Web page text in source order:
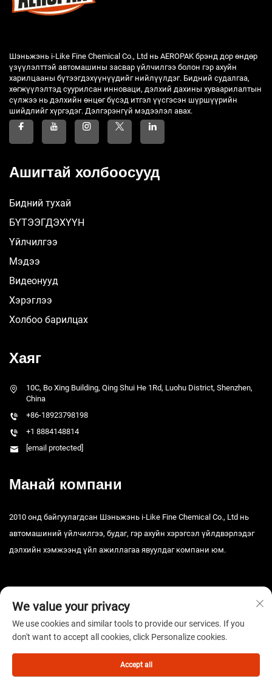
Шэньжэнь i-Like Fine Chemical Co., Ltd нь AEROPAK брэнд дор өндөр
үзүүлэлттэй автомашины засвар үйлчилгээ болон гэр ахуйн
харилцааны бүтээгдэхүүнүүдийг нийлүүлдэг. Бидний судалгаа,
хөгжүүлэлтэд суурилсан инноваци, дэлхий дахины хуваарилалтын
сүлжээ нь дэлхийн өнцөг бүсэд итгэл үүсгэсэн шүршүүрийн
шийдлийг хүргэдэг. Дэлгэрэнгүй мэдээлэл авах.
Ашигтай холбоосууд
Бидний тухай
БҮТЭЭГДЭХҮҮН
Үйлчилгээ
Мэдээ
Видеонууд
Хэрэглээ
Холбоо барилцах
Хаяг
10C, Bo Xing Building, Qing Shui He 1Rd, Luohu District, Shenzhen,
China
+86-18923798198
+1 8884148814
[email protected]
Манай компани
2010 онд байгуулагдсан Шэньжэнь i-Like Fine Chemical Co., Ltd нь
автомашиний үйлчилгээ, будаг, гэр ахуйн хэрэгсэл үйлдвэрлэдэг
дэлхийн хэмжээнд үйл ажиллагаа явуулдаг компани юм.
Зохиогчийн эрх © 2025 Шэньжэнь i-Like Fine Chemical Co., Ltd. Бүх
We value your privacy
We use cookies and similar tools to provide our services. If you
don't want to accept all cookies, click Personalize cookies.
Accept all